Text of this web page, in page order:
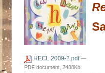
HECL 2009-2.pdf—
PDF document, 2488Kb